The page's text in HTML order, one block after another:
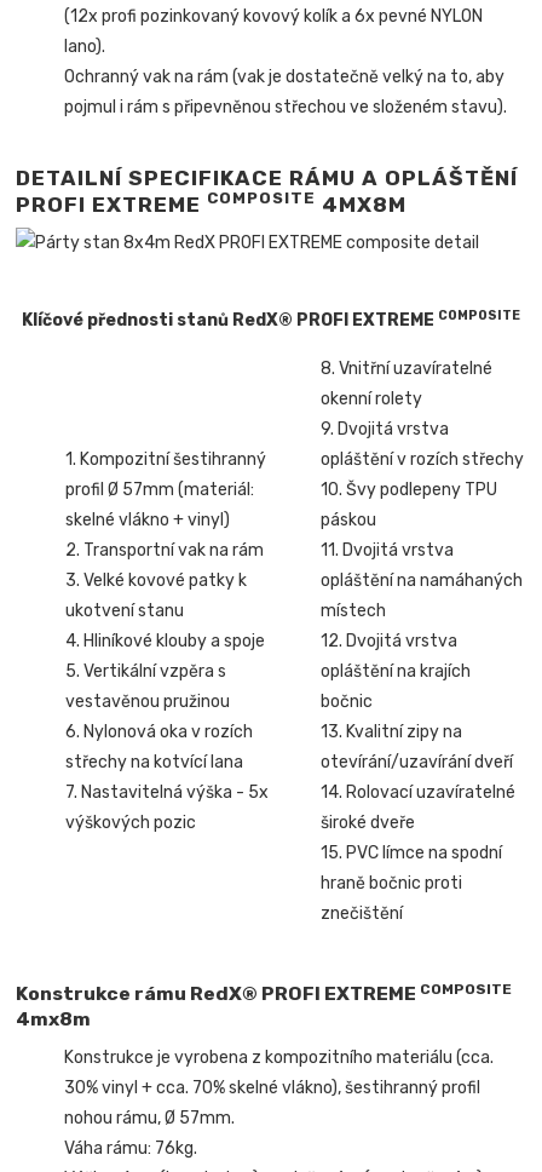
(12x profi pozinkovaný kovový kolík a 6x pevné NYLON
lano).
Ochranný vak na rám (vak je dostatečně velký na to, aby
pojmul i rám s připevněnou střechou ve složeném stavu).
DETAILNÍ SPECIFIKACE RÁMU A OPLÁŠTĚNÍ
PROFI EXTREME COMPOSITE 4MX8M
Klíčové přednosti stanů RedX® PROFI EXTREME COMPOSITE
1. Kompozitní šestihranný
profil Ø 57mm (materiál:
skelné vlákno + vinyl)
2. Transportní vak na rám
3. Velké kovové patky k
ukotvení stanu
4. Hliníkové klouby a spoje
5. Vertikální vzpěra s
vestavěnou pružinou
6. Nylonová oka v rozích
střechy na kotvící lana
7. Nastavitelná výška - 5x
výškových pozic
8. Vnitřní uzavíratelné
okenní rolety
9. Dvojitá vrstva
opláštění v rozích střechy
10. Švy podlepeny TPU
páskou
11. Dvojitá vrstva
opláštění na namáhaných
místech
12. Dvojitá vrstva
opláštění na krajích
bočnic
13. Kvalitní zipy na
otevírání/uzavírání dveří
14. Rolovací uzavíratelné
široké dveře
15. PVC límce na spodní
hraně bočnic proti
znečištění
Konstrukce rámu RedX® PROFI EXTREME COMPOSITE
4mx8m
Konstrukce je vyrobena z kompozitního materiálu (cca.
30% vinyl + cca. 70% skelné vlákno), šestihranný profil
nohou rámu, Ø 57mm.
Váha rámu: 76kg.